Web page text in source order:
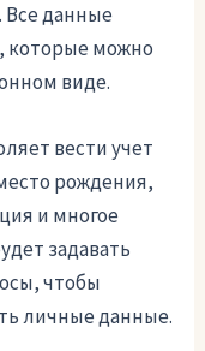
Все данные
которые можно
виде.
вести учет
рождения,
и многое
задавать
чтобы
личные данные.